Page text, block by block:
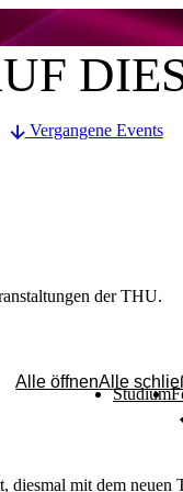
Studium
Vergangene Events
der THU.​
Alle öffnenAlle
diesmal mit dem neuen